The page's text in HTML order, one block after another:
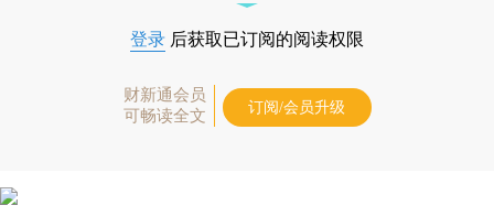
登录 后获取已订阅的阅读权限
财新通会员
可畅读全文
订阅/会员升级